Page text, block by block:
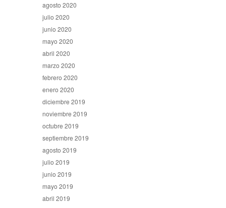
agosto 2020
julio 2020
junio 2020
mayo 2020
abril 2020
marzo 2020
febrero 2020
enero 2020
diciembre 2019
noviembre 2019
octubre 2019
septiembre 2019
agosto 2019
julio 2019
junio 2019
mayo 2019
abril 2019